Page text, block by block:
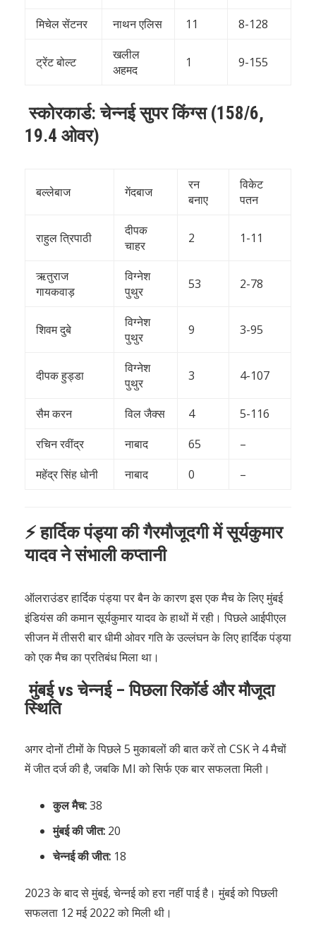
मिचेल सेंटनर
नाथन एलिस 11 8-128
ट्रेंट बोल्ट
खलील
अहमद
1 9-155
स्कोरकार्ड: चेन्नई सुपर किंग्स (158/6,
19.4 ओवर)
बल्लेबाज गेंदबाज
रन
बनाए
विकेट
पतन
राहुल त्रिपाठी
दीपक
चाहर
2 1-11
ऋतुराज
गायकवाड़
विग्नेश
पुथुर
53 2-78
शिवम दुबे
विग्नेश
पुथुर
9 3-95
दीपक हुड्डा
विग्नेश
पुथुर
3 4-107
सैम करन विल जैक्स 4
5-116
रचिन रवींद्र
नाबाद 65
–
महेंद्र सिंह धोनी
नाबाद 0 –
⚡ हार्दिक पंड्या की गैरमौजूदगी में सूर्यकुमार
यादव ने संभाली कप्तानी
ऑलराउंडर हार्दिक पंड्या पर बैन के कारण इस एक मैच के लिए मुंबई
इंडियंस की कमान सूर्यकुमार यादव के हाथों में रही। पिछले आईपीएल
सीजन में तीसरी बार धीमी ओवर गति के उल्लंघन के लिए हार्दिक पंड्या
को एक मैच का प्रतिबंध मिला था।
मुंबई vs चेन्नई – पिछला रिकॉर्ड और मौजूदा
स्थिति
अगर दोनों टीमों के पिछले 5 मुकाबलों की बात करें तो CSK ने 4 मैचों
में जीत दर्ज की है, जबकि MI को सिर्फ एक बार सफलता मिली।
कुल मैच:38
मुंबई की जीत: 20
चेन्नई की जीत: 18
2023 के बाद से मुंबई, चेन्नई को हरा नहीं पाई है। मुंबई को पिछली
सफलता 12 मई 2022 को मिली थी।